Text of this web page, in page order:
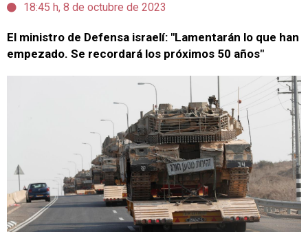
18:45 h, 8 de octubre de 2023
El ministro de Defensa israelí: "Lamentarán lo que han
empezado. Se recordará los próximos 50 años"